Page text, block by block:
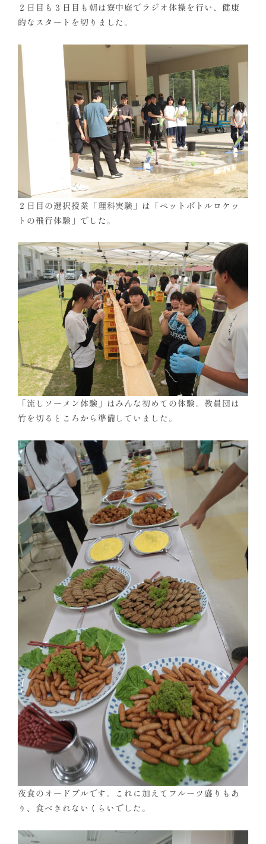
２日目も３日目も朝は寮中庭でラジオ体操を行い、健康
的なスタートを切りました。
２日目の選択授業「理科実験」は「ペットボトルロケッ
トの飛行体験」でした。
「流しソーメン体験」はみんな初めての体験。教員団は
竹を切るところから準備していました。
夜食のオードブルです。これに加えてフルーツ盛りもあ
り、食べきれないくらいでした。